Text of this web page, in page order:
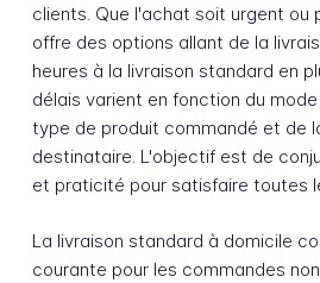
clients. Que l'achat soit urgent ou
offre des options allant de la
heures à la livraison standard en
délais varient en fonction du
type de produit commandé et de
destinataire. L'objectif est de
et praticité pour satisfaire toutes
La livraison standard à domicile
courante pour les commandes